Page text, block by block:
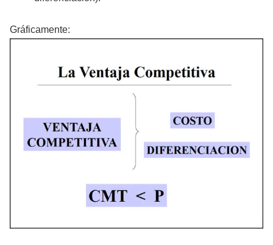
Gráficamente: